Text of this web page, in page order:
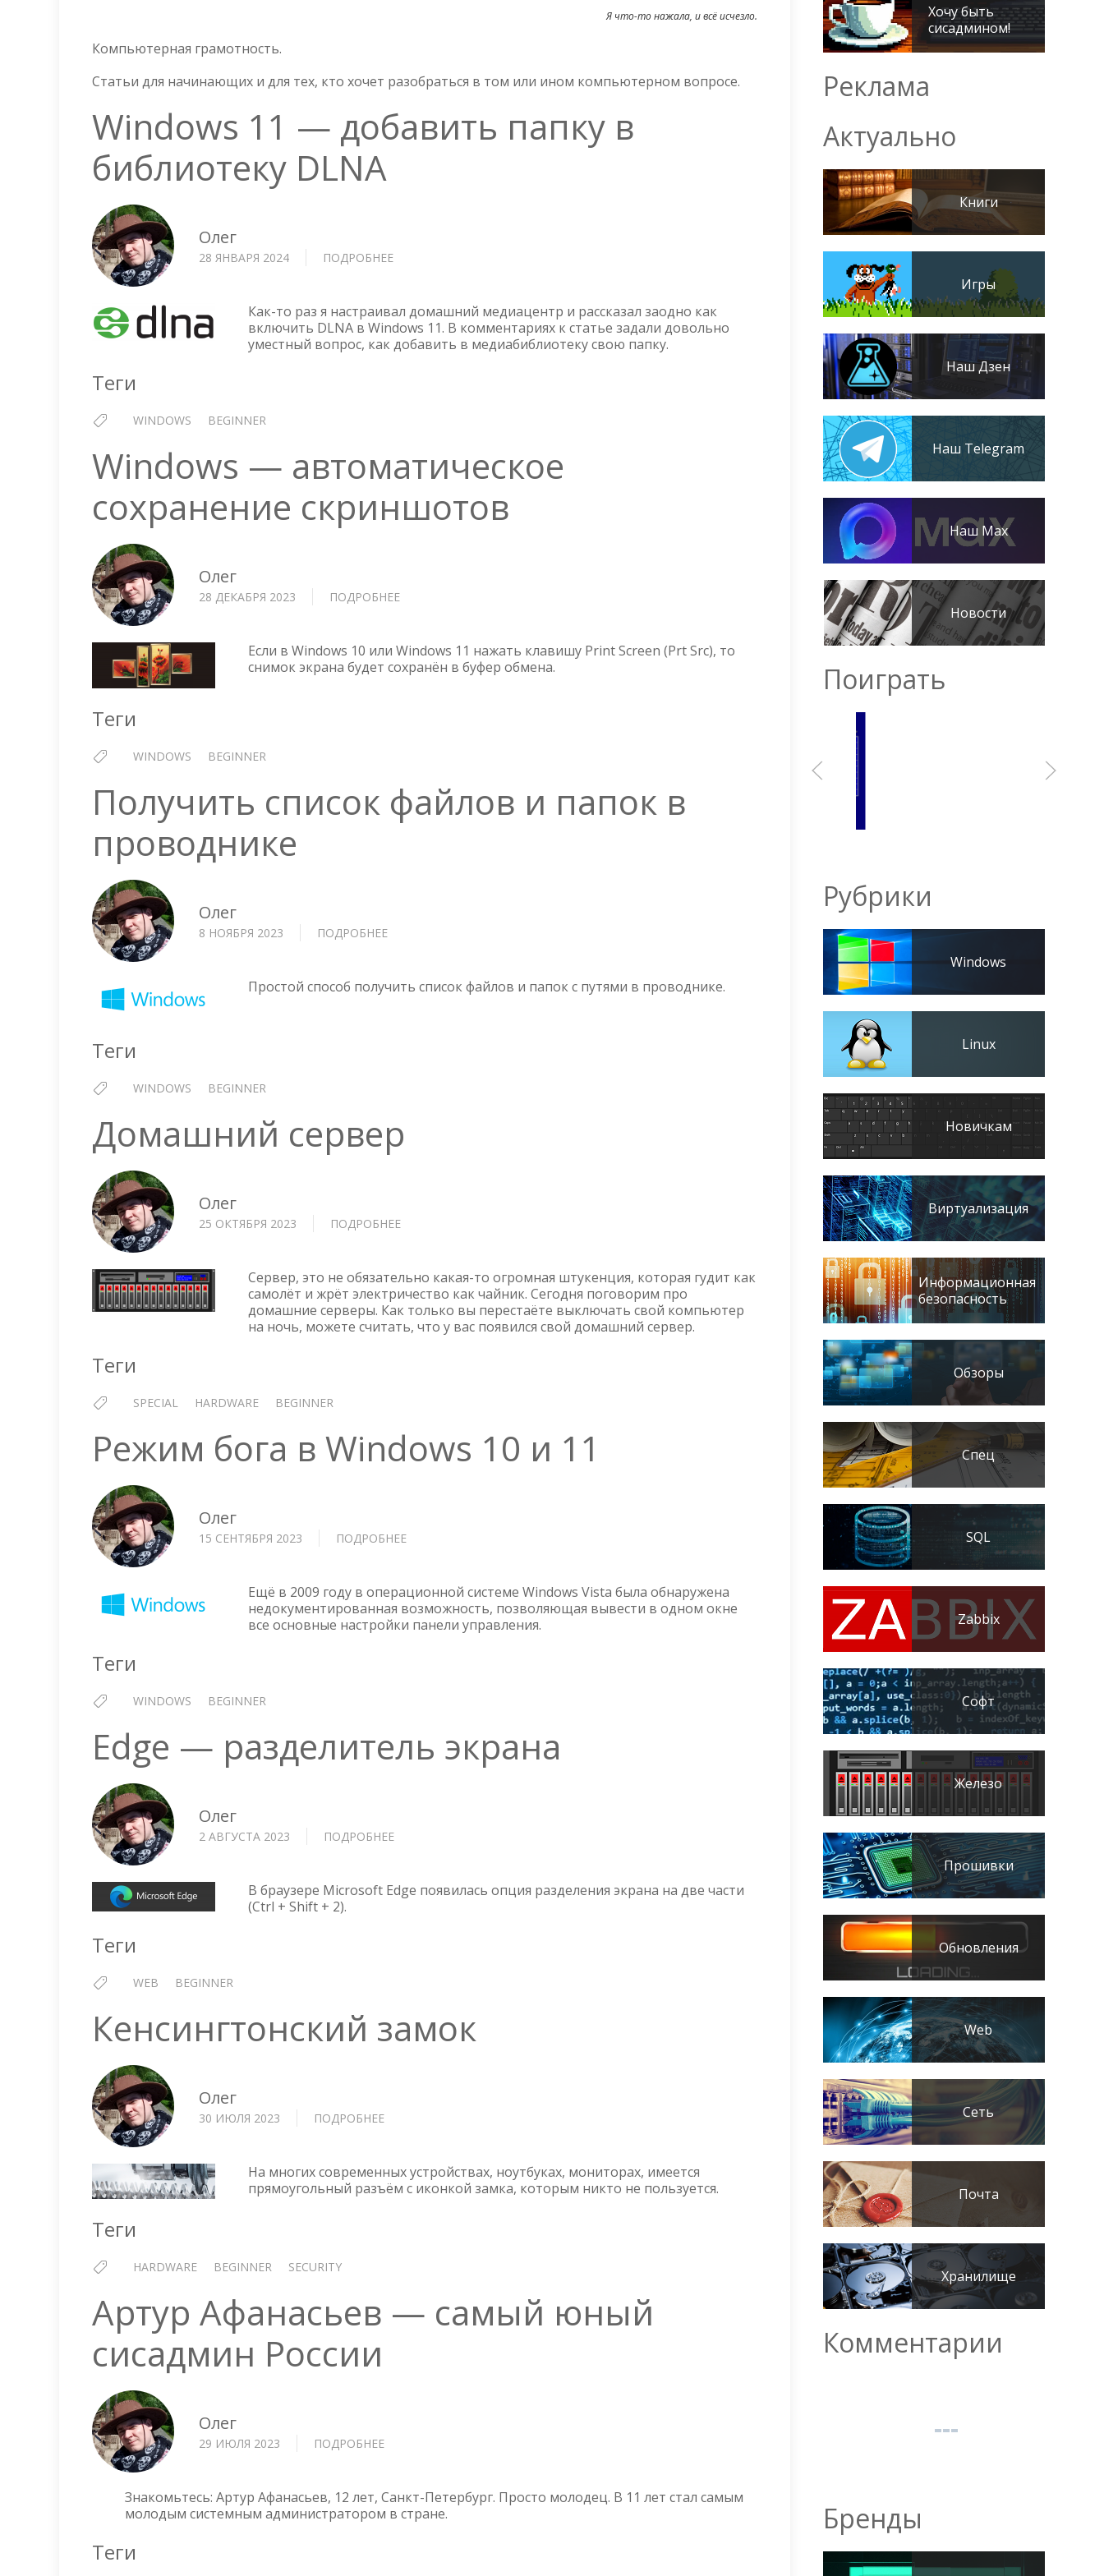
Я что-то нажала, и всё исчезло.
Компьютерная грамотность.
Статьи для начинающих и для тех, кто хочет разобраться в том или ином компьютерном вопросе.
Windows 11 — добавить папку в
библиотеку DLNA
Олег
28 ЯНВАРЯ 2024 ПОДРОБНЕЕ
—
ДОБАВИТЬ
ПАПКУ
Как-то раз я настраивал домашний медиацентр и рассказал заодно как
включить DLNA в Windows 11. В комментариях к статье задали довольно
уместный вопрос, как добавить в медиабиблиотеку свою папку.
Теги
WINDOWS BEGINNER
Windows — автоматическое
сохранение скриншотов
Олег
28 ДЕКАБРЯ 2023 ПОДРОБНЕЕ
АВТОМАТИЧЕСКОЕ
СОХРАНЕНИЕ
Если в Windows 10 или Windows 11 нажать клавишу Print Screen (Prt Src), то
снимок экрана будет сохранён в буфер обмена.
Теги
WINDOWS BEGINNER
Получить список файлов и папок в
проводнике
Олег
8 НОЯБРЯ 2023 ПОДРОБНЕЕ
ФАЙЛОВ
Простой способ получить список файлов и папок с путями в проводнике.
Теги
WINDOWS BEGINNER
Домашний сервер
Олег
25 ОКТЯБРЯ 2023 ПОДРОБНЕЕ
Сервер, это не обязательно какая-то огромная штукенция, которая гудит как
самолёт и жрёт электричество как чайник. Сегодня поговорим про
домашние серверы. Как только вы перестаёте выключать свой компьютер
на ночь, можете считать, что у вас появился свой домашний сервер.
Теги
SPECIAL HARDWARE BEGINNER
Режим бога в Windows 10 и 11
Олег
15 СЕНТЯБРЯ 2023 ПОДРОБНЕЕ
В
WINDOWS
10
Ещё в 2009 году в операционной системе Windows Vista была обнаружена
недокументированная возможность, позволяющая вывести в одном окне
все основные настройки панели управления.
Теги
WINDOWS BEGINNER
Edge — разделитель экрана
Олег
2 АВГУСТА 2023 ПОДРОБНЕЕ
РАЗДЕЛИТЕЛЬ
В браузере Microsoft Edge появилась опция разделения экрана на две части
(Ctrl + Shift + 2).
Теги
WEB BEGINNER
Кенсингтонский замок
Олег
30 ИЮЛЯ 2023 ПОДРОБНЕЕ
На многих современных устройствах, ноутбуках, мониторах, имеется
прямоугольный разъём с иконкой замка, которым никто не пользуется.
Теги
HARDWARE BEGINNER SECURITY
Артур Афанасьев — самый юный
сисадмин России
Олег
29 ИЮЛЯ 2023 ПОДРОБНЕЕ
—
САМЫЙ
Знакомьтесь: Артур Афанасьев, 12 лет, Санкт-Петербург. Просто молодец. В 11 лет стал самым
молодым системным администратором в стране.
Теги
Хочу быть
сисадмином!
Реклама
Актуально
Книги
Игры
Наш Дзен
Наш Telegram
Наш Max
Новости
Поиграть
Рубрики
Windows
Linux
Новичкам
Виртуализация
Информационная
безопасность
Обзоры
Спец
SQL
Zabbix
Софт
Железо
Прошивки
Обновления
Web
Сеть
Почта
Хранилище
Комментарии
Бренды